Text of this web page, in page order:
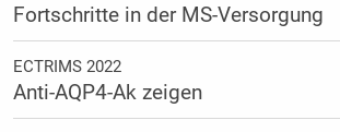
Fortschritte in der MS-Versorgung
ECTRIMS 2022
Anti-AQP4-Ak zeigen